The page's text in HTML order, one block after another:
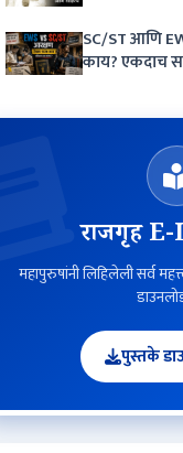
SC/ST आणि
काय? एकदाच
राजगृह
महापुरुषांनी लिहिलेली सर्व
पुस्तके